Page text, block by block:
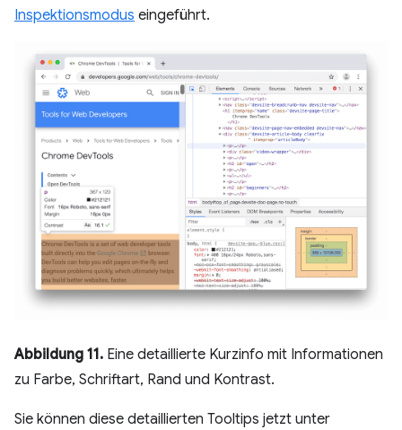
Inspektionsmodus eingeführt.
Abbildung 11. Eine detaillierte Kurzinfo mit Informationen
zu Farbe, Schriftart, Rand und Kontrast.
Sie können diese detaillierten Tooltips jetzt unter